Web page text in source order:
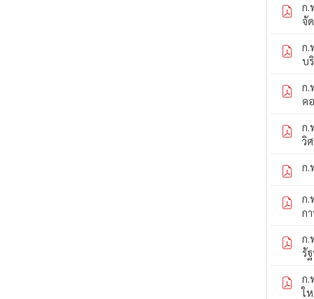
ก.
จั
ก.
บ
ก.
ค
ก.
วิ
ก.
ก.
ก
ก.
รั
ก.
ใ